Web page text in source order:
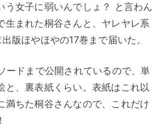
女子に弱いんでしょ？ と言わん
生まれた桐谷さんと、ヤレヤレ系
版ほやほやの17巻まで届いた。
ードまで公開されているので、単
と、裏表紙くらい。表紙はこれ以
満ちた桐谷さんなので、これだけ